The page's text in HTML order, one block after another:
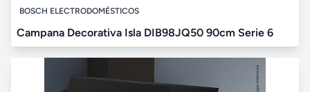
BOSCH ELECTRODOMÉSTICOS
Campana Decorativa Isla DIB98JQ50 90cm Serie 6